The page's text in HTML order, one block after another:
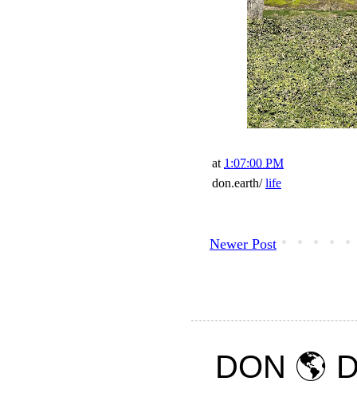
at 1:07:00 PM
don.earth/life
Newer Post
DON 🌎